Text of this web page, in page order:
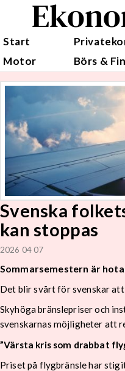
Start
Motor
Börs &
Svenska
kan stoppas
2026 04 07
Sommarsemestern är
Det blir svårt för svenskar att
Skyhöga bränslepriser och
svenskarnas möjligheter att
”Värsta kris som drabbat
Priset på flygbränsle har